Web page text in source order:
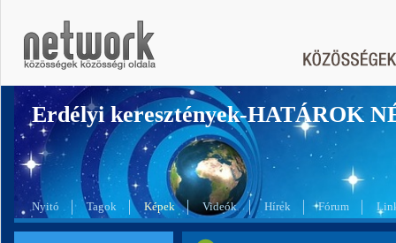
Erdélyi keresztények-HATÁROK
Nyitó Tagok Képek Videók Hírek Fórum